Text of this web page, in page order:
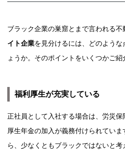
ブラック企業の巣窟とまで言われる不
イト企業を見分けるには、どのよう
ょうか。そのポイントをいくつかご紹
福利厚生が充実している
正社員として入社する場合は、労災保
厚生年金の加入が義務付けられてい
ら、少なくともブラックではないと